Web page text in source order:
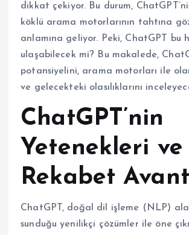
dikkat çekiyor. Bu durum,
köklü arama motorlarının tahtına
anlamına geliyor. Peki, ChatGPT bu
ulaşabilecek mi? Bu makalede,
potansiyelini, arama motorları ile
ve gelecekteki olasılıklarını
ChatGPT’nin
Yetenekleri ve
Rekabet
ChatGPT, doğal dil işleme (NLP)
sunduğu yenilikçi çözümler ile öne